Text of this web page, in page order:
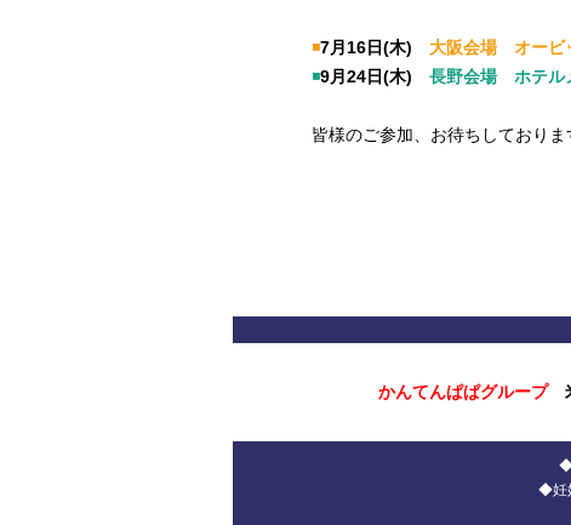
◾️7月16日(木) 大阪会場 オービ
◾️9月24日(木) 長野会場 ホテル
皆様のご参加、お待ちしておりま
かんてんぱぱグループ
◆
◆妊